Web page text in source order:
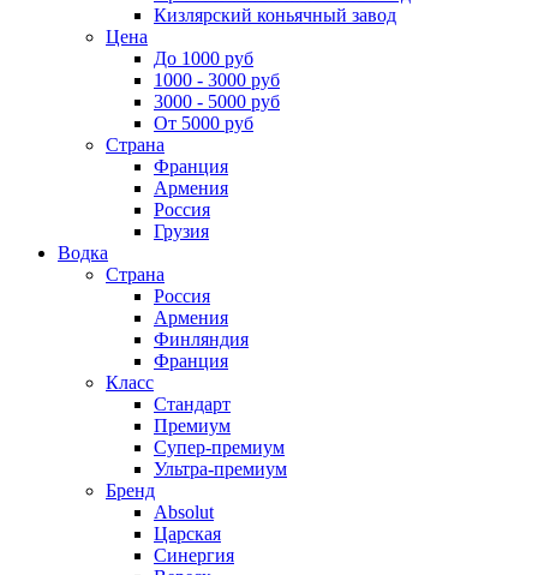
Кизлярский коньячный завод
Цена
До 1000 руб
1000 - 3000 руб
3000 - 5000 руб
От 5000 руб
Страна
Франция
Армения
Россия
Грузия
Водка
Страна
Россия
Армения
Финляндия
Франция
Класс
Стандарт
Премиум
Супер-премиум
Ультра-премиум
Бренд
Absolut
Царская
Синергия